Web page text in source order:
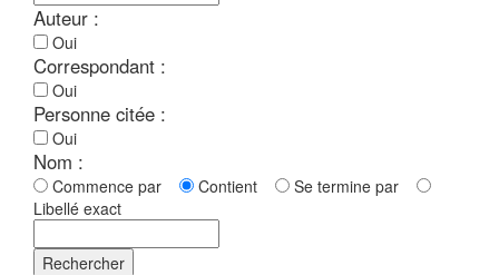
Auteur :
Oui
Correspondant :
Oui
Personne citée :
Oui
Nom :
Commence par Contient
Se termine par
Libellé exact
Rechercher